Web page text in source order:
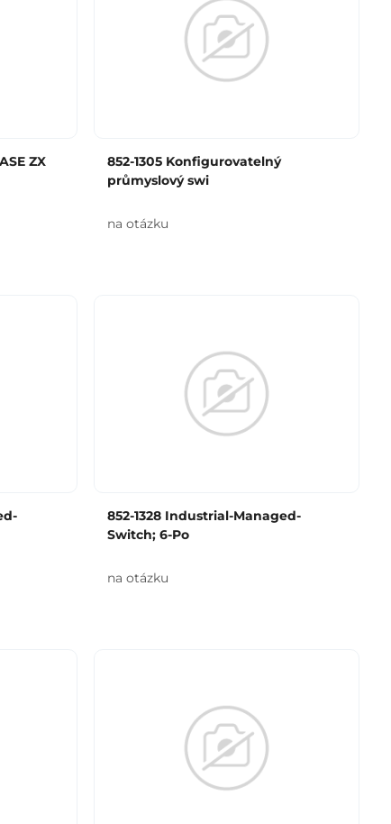
ZX
852-1305 Konfigurovatelný
průmyslový swi
na otázku
852-1328 Industrial-Managed-
Switch; 6-Po
na otázku